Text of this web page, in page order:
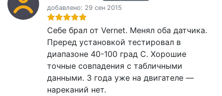
добавлено: 29 сен 2015
Себе брал от Vernet. Менял оба датчика.
Преред установкой тестировал в
диапазоне 40-100 град С. Хорошие
точные совпадения с табличными
данными. 3 года уже на двигателе —
нареканий нет.